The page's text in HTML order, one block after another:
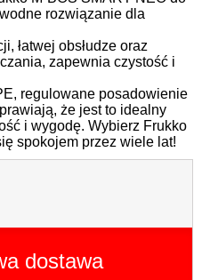
rozwiązanie dla
łatwej obsłudze oraz
zapewnia czystość i
regulowane posadowienie
że jest to idealny
i wygodę. Wybierz Frukko
spokojem przez wiele lat!
dostawa